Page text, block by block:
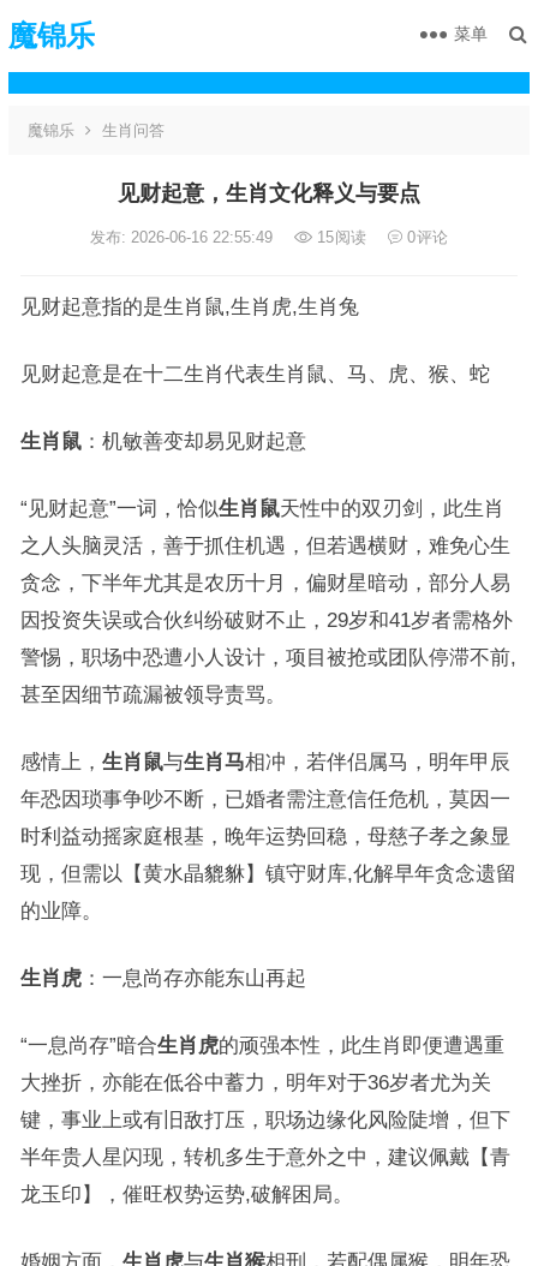
魔锦乐 菜单
魔锦乐 生肖问答
见财起意，生肖文化释义与要点
发布: 2026-06-16 22:55:49 15阅读 0评论
见财起意指的是生肖鼠,生肖虎,生肖兔
见财起意是在十二生肖代表生肖鼠、马、虎、猴、蛇
生肖鼠：机敏善变却易见财起意
“见财起意”一词，恰似生肖鼠天性中的双刃剑，此生肖
之人头脑灵活，善于抓住机遇，但若遇横财，难免心生
贪念，下半年尤其是农历十月，偏财星暗动，部分人易
因投资失误或合伙纠纷破财不止，29岁和41岁者需格外
警惕，职场中恐遭小人设计，项目被抢或团队停滞不前,
甚至因细节疏漏被领导责骂。
感情上， 生肖鼠与生肖马相冲，若伴侣属马，明年甲辰
年恐因琐事争吵不断，已婚者需注意信任危机，莫因一
时利益动摇家庭根基，晚年运势回稳，母慈子孝之象显
现，但需以【黄水晶貔貅】镇守财库,化解早年贪念遗留
的业障。
生肖虎：一息尚存亦能东山再起
“一息尚存”暗合生肖虎的顽强本性，此生肖即便遭遇重
大挫折，亦能在低谷中蓄力，明年对于36岁者尤为关
键，事业上或有旧敌打压，职场边缘化风险陡增，但下
半年贵人星闪现，转机多生于意外之中，建议佩戴【青
龙玉印】，催旺权势运势,破解困局。
婚姻方面， 生肖虎与生肖猴相刑，若配偶属猴，明年恐